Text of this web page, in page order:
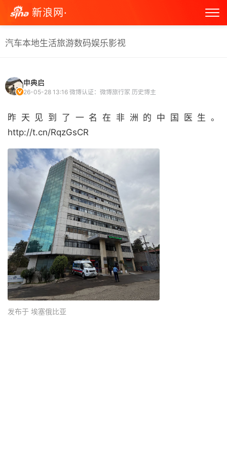
新浪网·
汽车本地生活旅游数码娱乐影视
申典启
26-05-28 13:16 微博认证：微博旅行家 历史博主
昨天见到了一名在非洲的中国医生。
http://t.cn/RqzGsCR ​
发布于 埃塞俄比亚